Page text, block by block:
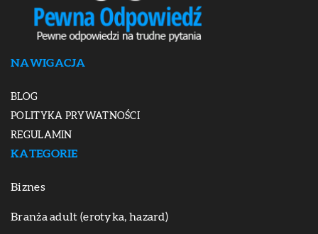
NAWIGACJA
BLOG
POLITYKA PRYWATNOŚCI
REGULAMIN
KATEGORIE
Biznes
Branża adult (erotyka, hazard)